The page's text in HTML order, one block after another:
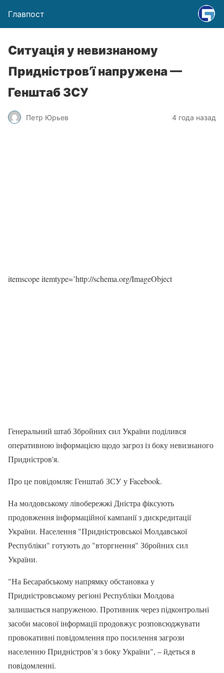
Главпост
Ситуація у невизнаному
Придністров’ї напружена —
Генштаб ЗСУ
Петр Юрьев 4 года назад
itemscope itemtype=’http://schema.org/ImageObject
Генеральний штаб Збройних сил України поділився
оперативною інформацією щодо загроз із боку невизнаного
Придністров'я.
Про це повідомляє Генштаб ЗСУ у Facebook.
На молдовському лівобережжі Дністра фіксують
продовження інформаційної кампанії з дискредитації
України. Населення "Придністровської Молдавської
Республіки" готують до "вторгнення" Збройних сил
України.
"На Бесарабському напрямку обстановка у
Придністровському регіоні Республіки Молдова
залишається напруженою. Противник через підконтрольні
засоби масової інформації продовжує розповсюджувати
провокативні повідомлення про посилення загрози
населенню Придністров’я з боку України", – йдеться в
повідомленні.